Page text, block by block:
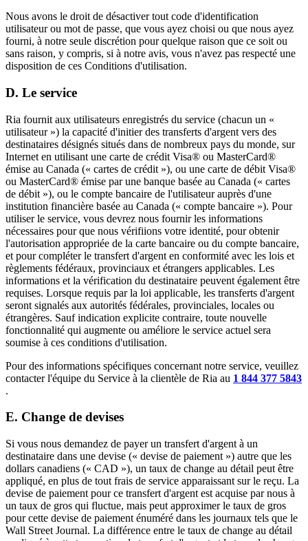
Nous avons le droit de désactiver tout code d'identification
utilisateur ou mot de passe, que vous ayez choisi ou que nous ayez
fourni, à notre seule discrétion pour quelque raison que ce soit ou
sans raison, y compris, si à notre avis, vous n'avez pas respecté une
disposition de ces Conditions d'utilisation.
D. Le service
Ria fournit aux utilisateurs enregistrés du service (chacun un «
utilisateur ») la capacité d'initier des transferts d'argent vers des
destinataires désignés situés dans de nombreux pays du monde, sur
Internet en utilisant une carte de crédit Visa® ou MasterCard®
émise au Canada (« cartes de crédit »), ou une carte de débit Visa®
ou MasterCard® émise par une banque basée au Canada (« cartes
de débit »), ou le compte bancaire de l'utilisateur auprès d'une
institution financière basée au Canada (« compte bancaire »). Pour
utiliser le service, vous devrez nous fournir les informations
nécessaires pour que nous vérifiions votre identité, pour obtenir
l'autorisation appropriée de la carte bancaire ou du compte bancaire,
et pour compléter le transfert d'argent en conformité avec les lois et
règlements fédéraux, provinciaux et étrangers applicables. Les
informations et la vérification du destinataire peuvent également être
requises. Lorsque requis par la loi applicable, les transferts d'argent
seront signalés aux autorités fédérales, provinciales, locales ou
étrangères. Sauf indication explicite contraire, toute nouvelle
fonctionnalité qui augmente ou améliore le service actuel sera
soumise à ces conditions d'utilisation.
Pour des informations spécifiques concernant notre service, veuillez
contacter l'équipe du Service à la clientèle de Ria au 1 844 377 5843
.
E. Change de devises
Si vous nous demandez de payer un transfert d'argent à un
destinataire dans une devise (« devise de paiement ») autre que les
dollars canadiens (« CAD »), un taux de change au détail peut être
appliqué, en plus de tout frais de service apparaissant sur le reçu. La
devise de paiement pour ce transfert d'argent est acquise par nous à
un taux de gros qui fluctue, mais peut approximer le taux de gros
pour cette devise de paiement énuméré dans les journaux tels que le
Wall Street Journal. La différence entre le taux de change au détail